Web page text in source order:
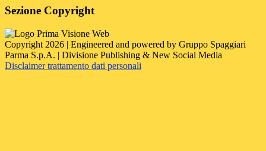
Sezione Copyright
Copyright 2026 | Engineered and powered by Gruppo Spaggiari
Parma S.p.A. | Divisione Publishing & New Social Media
Disclaimer trattamento dati personali